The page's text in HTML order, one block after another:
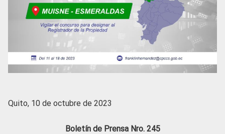
Quito, 10 de octubre de 2023
Boletín de Prensa Nro. 245